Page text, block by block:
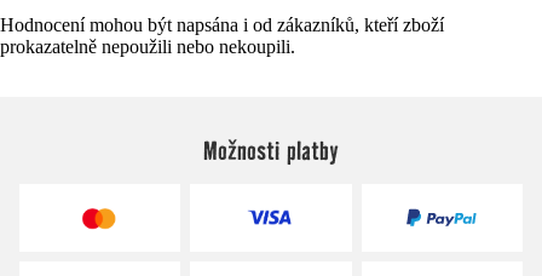
Hodnocení mohou být napsána i od zákazníků, kteří zboží
prokazatelně nepoužili nebo nekoupili.
Možnosti platby